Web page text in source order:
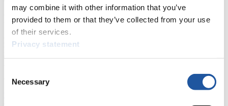
may combine it with other information that you’ve
provided to them or that they’ve collected from your use
of their services.
Privacy statement
Selection
Necessary
Für Presse- und Medienvertreter
Hier finden Sie Informationen für Presse- und Medienvertreter. Sie
haben Zugriff auf Athletenbiographien und Informationen zu
Wettkämpfen. Außerdem können Sie Ihre Medienakkreditierung
allgemeine Neuigkeiten einholen.